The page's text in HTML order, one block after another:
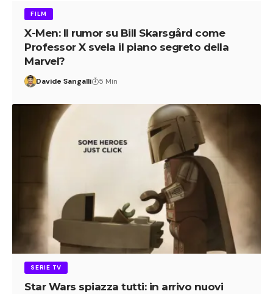
FILM
X-Men: Il rumor su Bill Skarsgård come
Professor X svela il piano segreto della
Marvel?
Davide Sangalli 5 Min
SERIE TV
Star Wars spiazza tutti: in arrivo nuovi